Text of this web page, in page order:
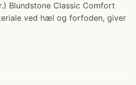
Blundstone Classic Comfort
ved hæl og forfoden, giver